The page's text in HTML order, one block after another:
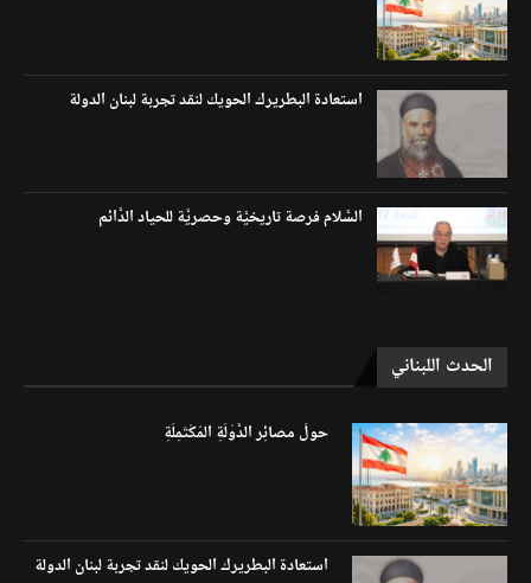
استعادة البطريرك الحويك لنقد تجربة لبنان الدولة
السَّلام فرصة تاريخيَّة وحصريَّة للحياد الدَّائم
الحدث اللبناني
حولَ مصائِر الدَّوْلَةِ المُكْتَمِلَةِ
استعادة البطريرك الحويك لنقد تجربة لبنان الدولة